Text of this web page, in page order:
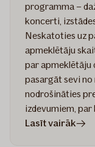
programma –
koncerti,
Neskatoties uz
apmeklētāju
par apmeklētāju
pasargāt sevi
nodrošināties
izdevumiem,
Lasīt vairāk